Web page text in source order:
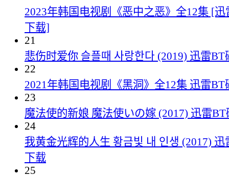
2023年韩国电视剧《恶中之恶》全12集 [
下载]
21
悲伤时爱你 슬플때 사랑한다 (2019) 迅雷
22
2021年韩国电视剧《黑洞》全12集 迅雷
23
魔法使的新娘 魔法使いの嫁 (2017) 迅雷
24
我黄金光辉的人生 황금빛 내 인생 (2017)
下载
25